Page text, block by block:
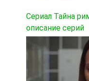
Сериал Тайна
описание серий